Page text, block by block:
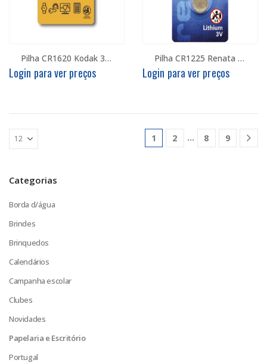
Pilha CR1620 Kodak 3V- Crtz c/2
Login para ver preços
Pilha CR1225 Renata – Crtz c/1
Login para ver preços
1 2 … 8 9
Categorias
Borda d/água
Brindes
Brinquedos
Calendários
Campanha escolar
Clubes
Novidades
Papelaria e Escritório
Portugal